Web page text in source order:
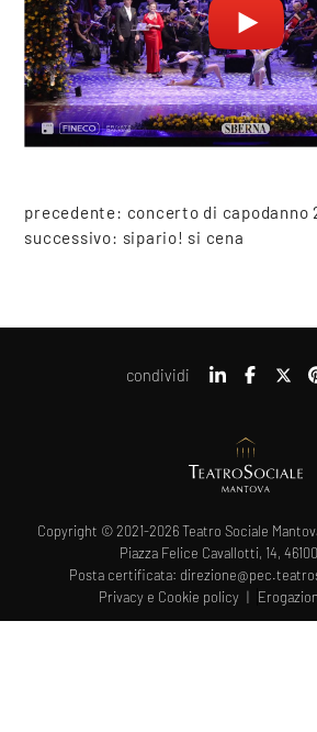
precedente: concerto di capodanno
successivo: sipario! si cena
condividi
Copyright © 2021-2026 Teatro Sociale
Piazza Felice Cavallotti, 14,
Posta certificata:
Privacy e Cookie policy